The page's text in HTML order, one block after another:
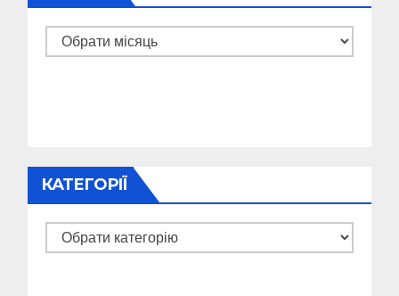
Архіви
КАТЕГОРІЇ
Категорії